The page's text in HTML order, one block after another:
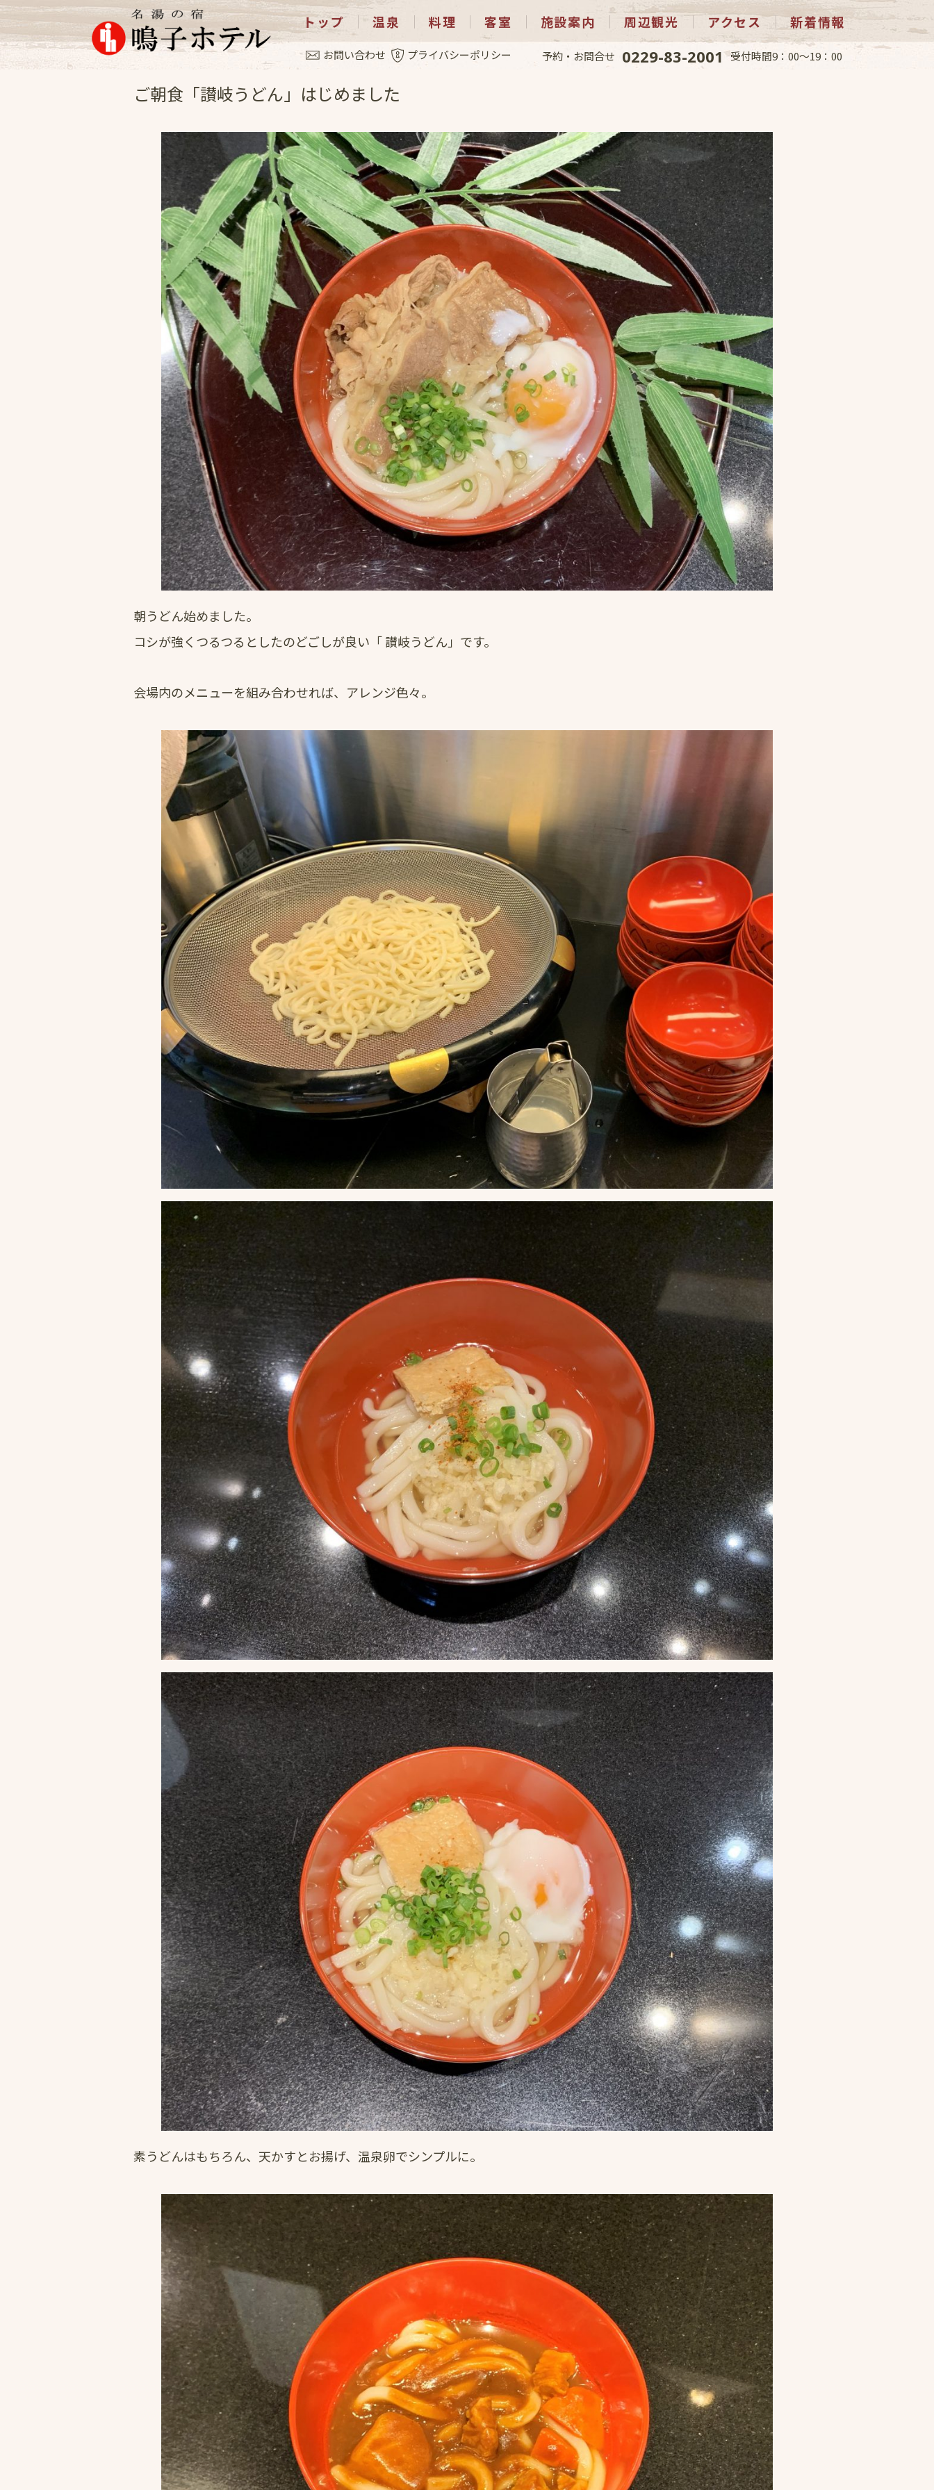
トップ 温泉 料理 客室 施設案内 周辺観光 アクセス 新着情報
お問い合わせ プライバシーポリシー 予約・お問合せ 0229-83-2001 受付時間9：00～19：00
お料理 2022.7.30
ご朝食「讃岐うどん」はじめました
朝うどん始めました。
コシが強くつるつるとしたのどごしが良い「 讃岐うどん」です。
会場内のメニューを組み合わせれば、アレンジ色々。
素うどんはもちろん、天かすとお揚げ、温泉卵でシンプルに。